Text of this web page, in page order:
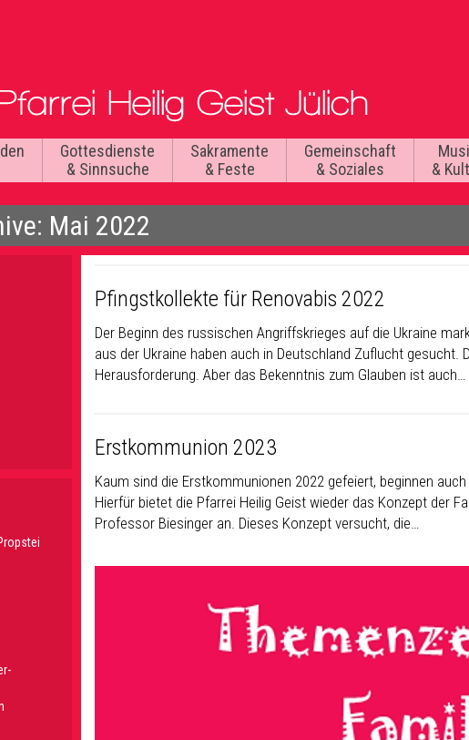
Gottesdienste
& Sinnsuche
Sakramente
& Feste
Gemeinschaft
& Soziales
&
Mai 2022
Pfingstkollekte für Renovabis 2022
Der Beginn des russischen Angriffskrieges auf die Ukraine
aus der Ukraine haben auch in Deutschland Zuflucht
Herausforderung. Aber das Bekenntnis zum Glauben ist auch…
Erstkommunion 2023
Kaum sind die Erstkommunionen 2022 gefeiert, beginnen
Hierfür bietet die Pfarrei Heilig Geist wieder das Konzept der
Professor Biesinger an. Dieses Konzept versucht, die…